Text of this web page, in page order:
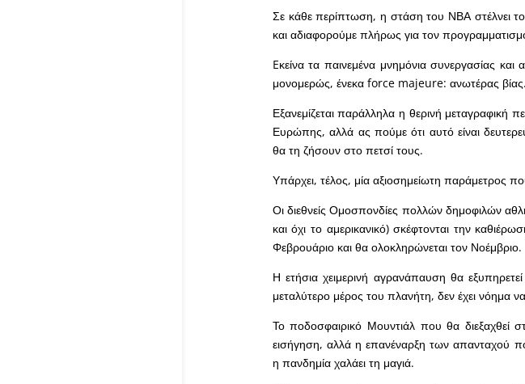
Σε κάθε περίπτωση, η στάση του ΝΒΑ στέλνει το
και αδιαφορούμε πλήρως για τον
Eκείνα τα παινεμένα μνημόνια συνεργασίας
μονομερώς, ένεκα force majeure: ανωτέρας βίας.
Εξανεμίζεται παράλληλα η θερινή
Ευρώπης, αλλά ας πούμε ότι αυτό είναι
θα τη ζήσουν στο πετσί τους.
Υπάρχει, τέλος, μία αξιοσημείωτη παράμετρος
Οι διεθνείς Ομοσπονδίες πολλών δημοφιλών
και όχι το αμερικανικό) σκέφτονται την
Φεβρουάριο και θα ολοκληρώνεται τον Νοέμβριο.
Η ετήσια χειμερινή αγρανάπαυση θα
μεταλύτερο μέρος του πλανήτη, δεν έχει νόημα
Το ποδοσφαιρικό Μουντιάλ που θα διεξαχθεί
εισήγηση, αλλά η επανέναρξη των απανταχού
η πανδημία χαλάει τη μαγιά.